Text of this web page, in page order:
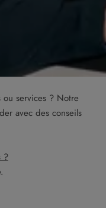
ou services ? Notre
avec des conseils
?